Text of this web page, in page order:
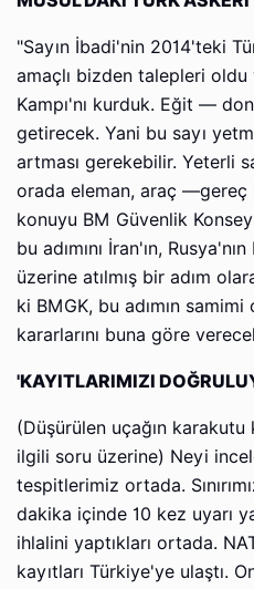
"Sayın İbadi'nin 2014'teki
amaçlı bizden talepleri oldu
Kampı'nı kurduk. Eğit —
getirecek. Yani bu sayı
artması gerekebilir. Yeterli
orada eleman, araç —gereç
konuyu BM Güvenlik
bu adımını İran'ın,
üzerine atılmış bir adım
ki BMGK, bu adımın samimi
kararlarını buna göre
'KAYITLARIMIZI
(Düşürülen uçağın karakutu
ilgili soru üzerine) Neyi
tespitlerimiz ortada.
dakika içinde 10 kez uyarı
ihlalini yaptıkları ortada.
kayıtları Türkiye'ye ulaştı.